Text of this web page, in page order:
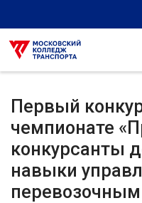
Первый
чемпионате
конкурсанты
навыки